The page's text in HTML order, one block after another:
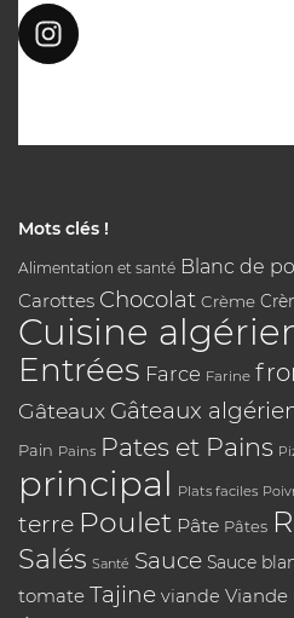
Mots clés !
Alimentation et santé Blanc de
Carottes Chocolat Crème
Cuisine
Entrées Farce Farine
Gâteaux Gâteaux
Pain Pains Pates et Pains
principal Plats faciles
terre Poulet Pâte Pâtes
Salés Santé Sauce Sauce
tomate Tajine viande Viande